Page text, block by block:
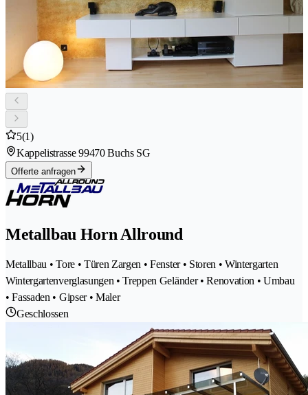
5(1)
Kappelistrasse 99470 Buchs SG
Offerte anfragen
Metallbau Horn Allround
Metallbau • Tore • Türen Zargen • Fenster • Storen • Wintergarten
Wintergartenverglasungen • Treppen Geländer • Renovation • Umbau
• Fassaden • Gipser • Maler
Geschlossen